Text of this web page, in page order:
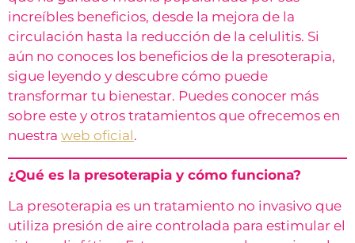
increíbles beneficios, desde la mejora de la
circulación hasta la reducción de la celulitis. Si
aún no conoces los beneficios de la presoterapia,
sigue leyendo y descubre cómo puede
transformar tu bienestar. Puedes conocer más
sobre este y otros tratamientos que ofrecemos en
nuestra web oficial.
¿Qué es la presoterapia y cómo funciona?
La presoterapia es un tratamiento no invasivo que
utiliza presión de aire controlada para estimular el